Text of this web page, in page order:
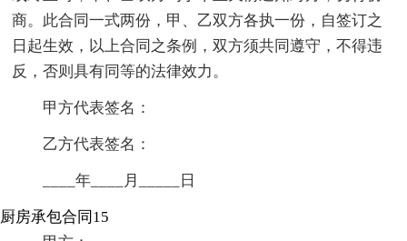
商。此合同一式两份，甲、乙双方各执一份，自签订之
日起生效，以上合同之条例，双方须共同遵守，不得违
反，否则具有同等的法律效力。
甲方代表签名：
乙方代表签名：
____年____月_____日
厨房承包合同15